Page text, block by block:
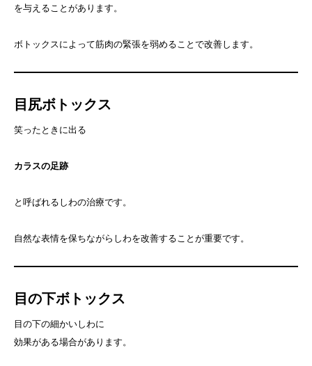
を与えることがあります。
ボトックスによって筋肉の緊張を弱めることで改善します。
目尻ボトックス
笑ったときに出る
カラスの足跡
と呼ばれるしわの治療です。
自然な表情を保ちながらしわを改善することが重要です。
目の下ボトックス
目の下の細かいしわに
効果がある場合があります。